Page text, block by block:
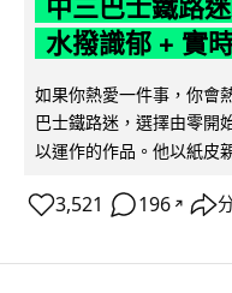
中三巴士鐵路
水撥識郁 + 實
如果你熱愛一件事，你會
巴士鐵路迷，選擇由零開
以運作的作品。他以紙皮
3,521 196 ↗